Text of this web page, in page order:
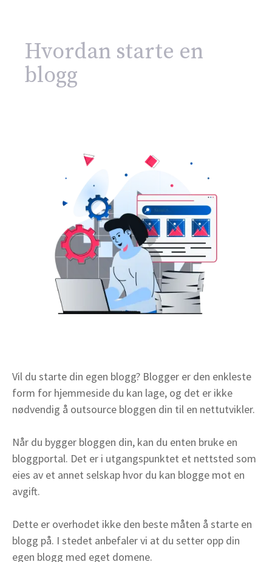
Vil du starte din egen blogg? Blogger er den enkleste
form for hjemmeside du kan lage, og det er ikke
nødvendig å outsource bloggen din til en nettutvikler.
Når du bygger bloggen din, kan du enten bruke en
bloggportal. Det er i utgangspunktet et nettsted som
eies av et annet selskap hvor du kan blogge mot en
avgift.
Dette er overhodet ikke den beste måten å starte en
blogg på. I stedet anbefaler vi at du setter opp din
egen blogg med eget domene.
Hvordan starte en
blogg